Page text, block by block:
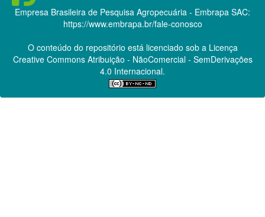
Empresa Brasileira de Pesquisa Agropecuária - Embrapa SAC:
https://www.embrapa.br/fale-conosco
O conteúdo do repositório está licenciado sob a Licença
Creative CommonsAtribuição - NãoComercial - SemDerivações
4.0 Internacional.